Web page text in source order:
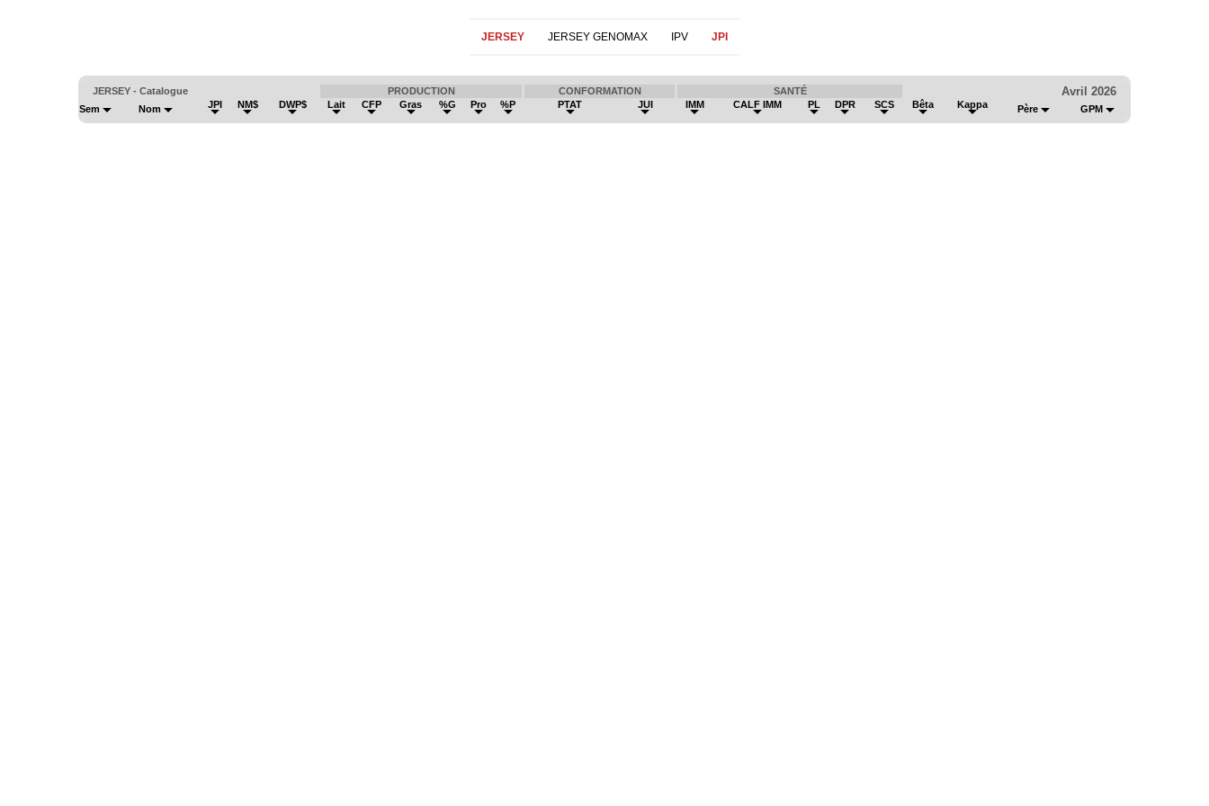
JERSEY JERSEY GENOMAX IPV JPI
JERSEY - Catalogue PRODUCTION CONFORMATION SANTÉ Avril 2026
Sem Nom JPI NM$ DWP$ Lait CFP Gras %G Pro %P PTAT JUI IMM CALF IMM PL DPR SCS Bêta Kappa Père GPM